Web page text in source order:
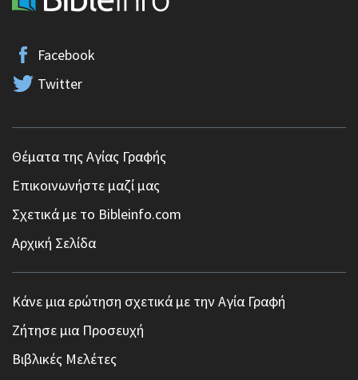
Facebook
Twitter
Θέματα της Αγίας Γραφής
Επικοινωνήστε μαζί μας
Σχετικά με το Bibleinfo.com
Αρχική Σελίδα
Κάνε μια ερώτηση σχετικά με την Αγία Γραφή
Ζήτησε μια Προσευχή
Βιβλικές Μελέτες